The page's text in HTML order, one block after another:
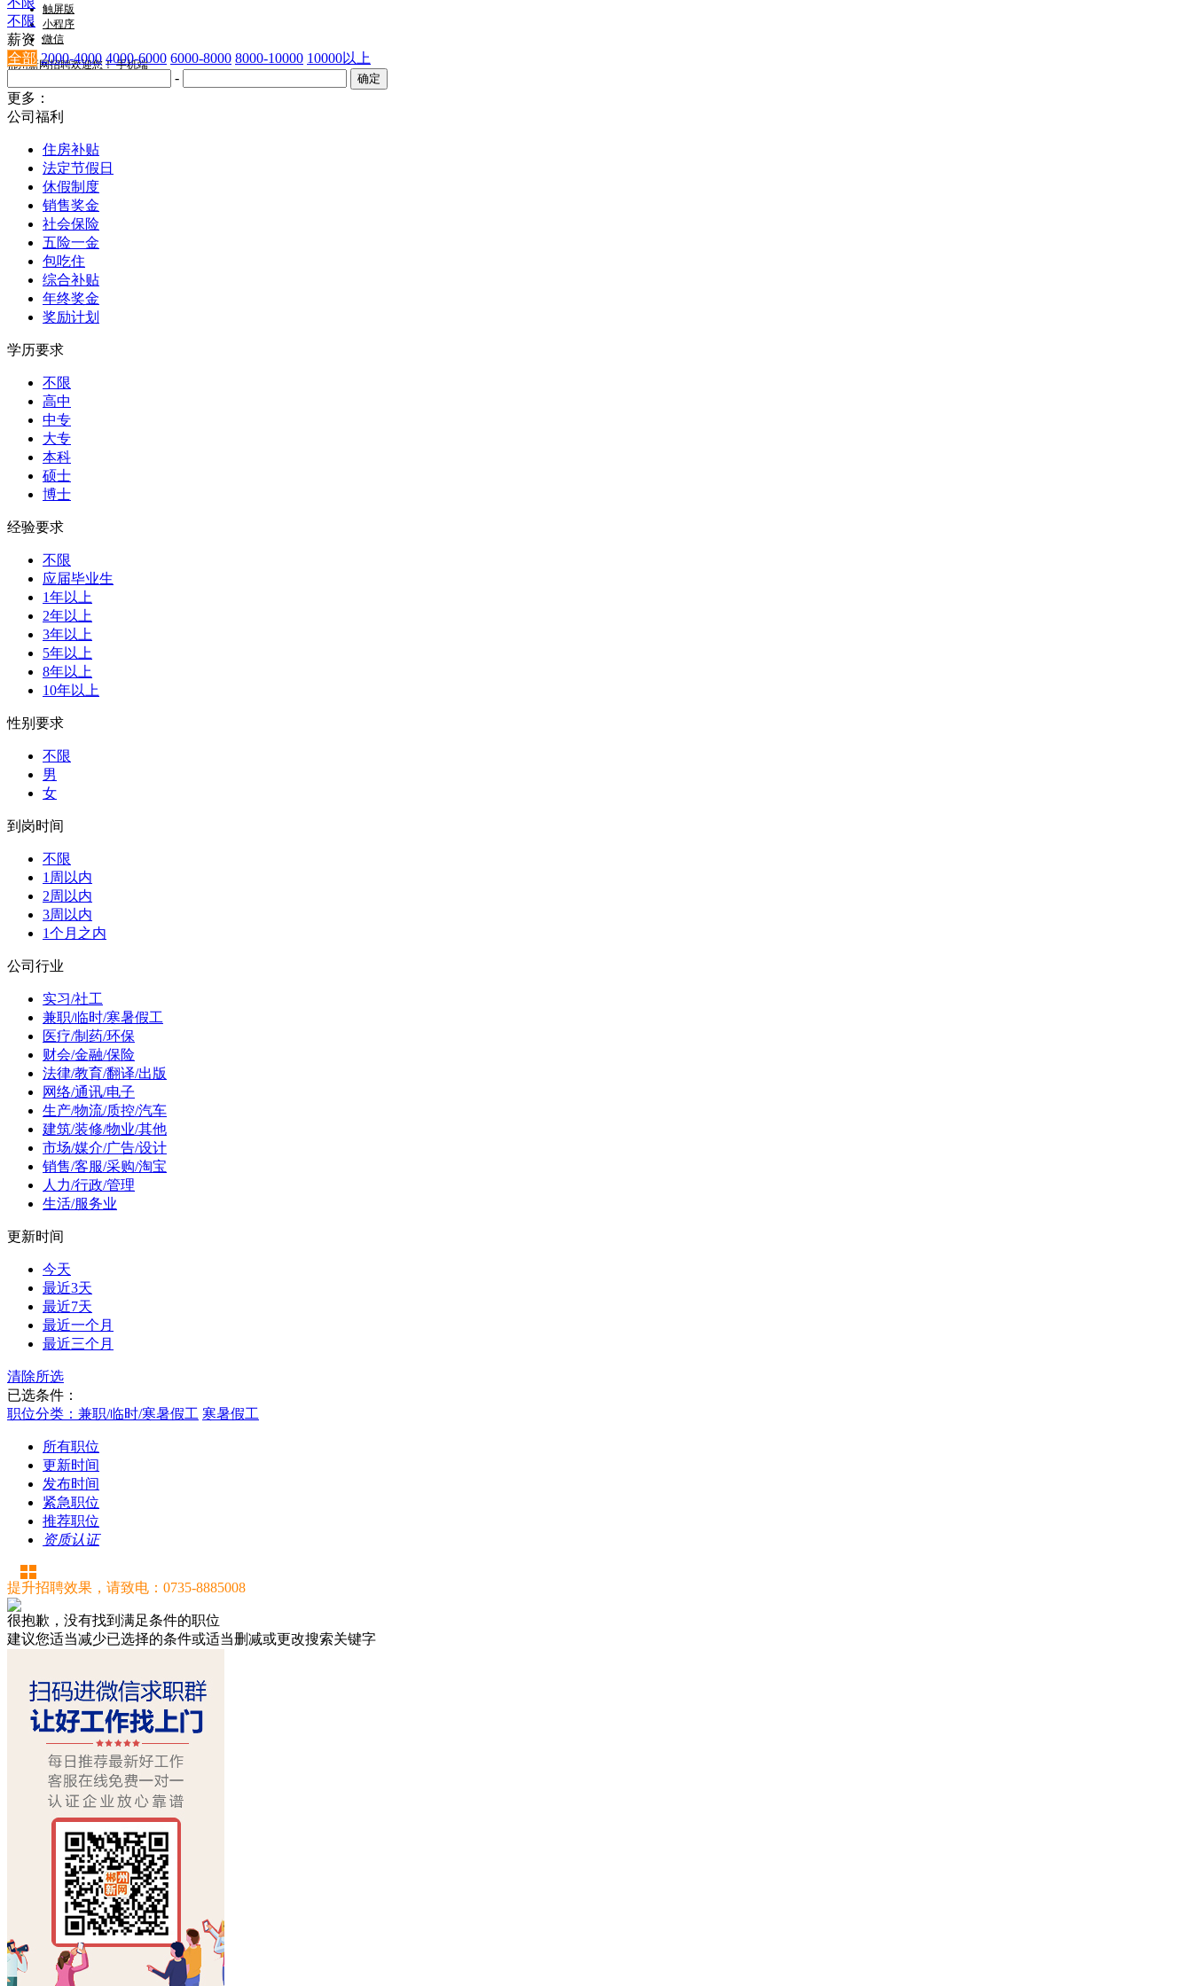
触屏版
小程序
微信
郴州新网招聘欢迎您！ 手机端
不限
薪资：
全部 2000-4000 4000-6000 6000-8000 8000-10000 10000以上
-
更多：
公司福利
住房补贴
法定节假日
休假制度
销售奖金
社会保险
五险一金
包吃住
综合补贴
年终奖金
奖励计划
学历要求
不限
高中
中专
大专
本科
硕士
博士
经验要求
不限
应届毕业生
1年以上
2年以上
3年以上
5年以上
8年以上
10年以上
性别要求
不限
男
女
到岗时间
不限
1周以内
2周以内
3周以内
1个月之内
公司行业
实习/社工
兼职/临时/寒暑假工
医疗/制药/环保
财会/金融/保险
法律/教育/翻译/出版
网络/通讯/电子
生产/物流/质控/汽车
建筑/装修/物业/其他
市场/媒介/广告/设计
销售/客服/采购/淘宝
人力/行政/管理
生活/服务业
更新时间
今天
最近3天
最近7天
最近一个月
最近三个月
清除所选
已选条件：
职位分类：兼职/临时/寒暑假工 寒暑假工
所有职位
更新时间
发布时间
紧急职位
推荐职位
资质认证
提升招聘效果，请致电：0735-8885008
很抱歉，没有找到满足条件的职位
建议您适当减少已选择的条件或适当删减或更改搜索关键字